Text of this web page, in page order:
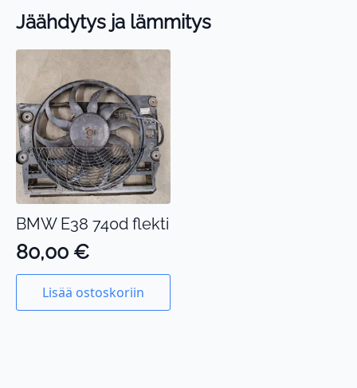
Jäähdytys ja lämmitys
BMW E38 740d flekti
80,00 €
Lisää ostoskoriin